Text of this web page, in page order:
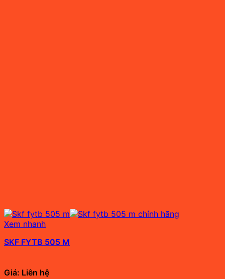
Xem nhanh
SKF FYTB 505 M
Giá: Liên hệ